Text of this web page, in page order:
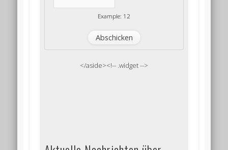
Example: 12
</aside><!-- .widget -->